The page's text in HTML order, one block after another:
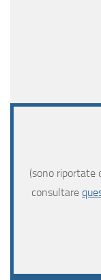
(sono riportate
consultare